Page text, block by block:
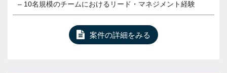
– 10名規模のチームにおけるリード・マネジメント経験
案件の詳細をみる